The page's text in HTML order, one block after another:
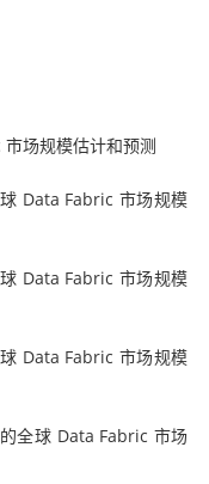
场规模估计和预测
Data Fabric 市场规模
Data Fabric 市场规模
Data Fabric 市场规模
全球 Data Fabric 市场